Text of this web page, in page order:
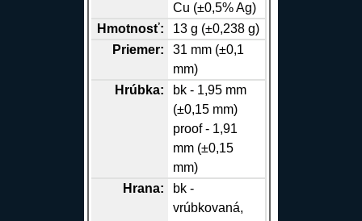
Cu (±0,5%Ag)
Hmotnosť:
13 g (±0,238 g)
Priemer:
31 mm (±0,1
mm)
Hrúbka:
bk - 1,95 mm
(±0,15 mm)
proof - 1,91
mm (±0,15
mm)
Hrana:
bk -
vrúbkovaná,